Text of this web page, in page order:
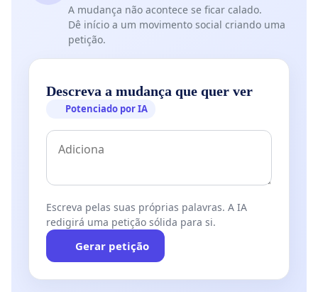
A mudança não acontece se ficar calado.
Dê início a um movimento social criando uma
petição.
Descreva a mudança que quer ver
Potenciado por IA
Escreva pelas suas próprias palavras. A IA
redigirá uma petição sólida para si.
Gerar petição